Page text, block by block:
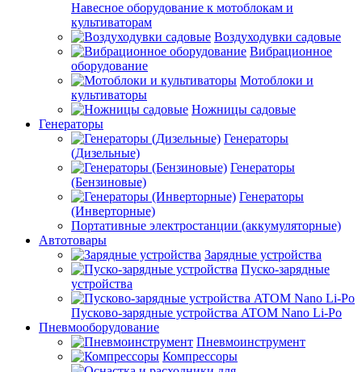
Навесное оборудование к мотоблокам и
культиваторам
Воздуходувки садовые
Вибрационное
оборудование
Мотоблоки и
культиваторы
Ножницы садовые
Генераторы
Генераторы
(Дизельные)
Генераторы
(Бензиновые)
Генераторы
(Инверторные)
Портативные электростанции (аккумуляторные)
Автотовары
Зарядные устройства
Пуско-зарядные
устройства
Пусково-зарядные устройства ATOM Nano Li-Po
Пневмооборудование
Пневмоинструмент
Компрессоры